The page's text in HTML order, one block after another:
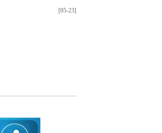
[05-23]